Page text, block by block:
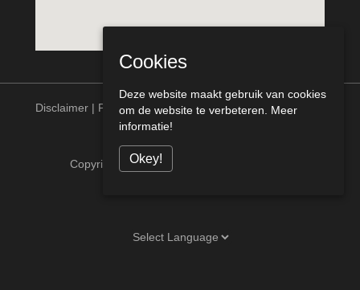
Disclaimer | Privacy statement
Copyright © Meurs Bouw Venlo alle rechten
Cookies
Deze website maakt gebruik van cookies
om de website te verbeteren. Meer
informatie!
Okey!